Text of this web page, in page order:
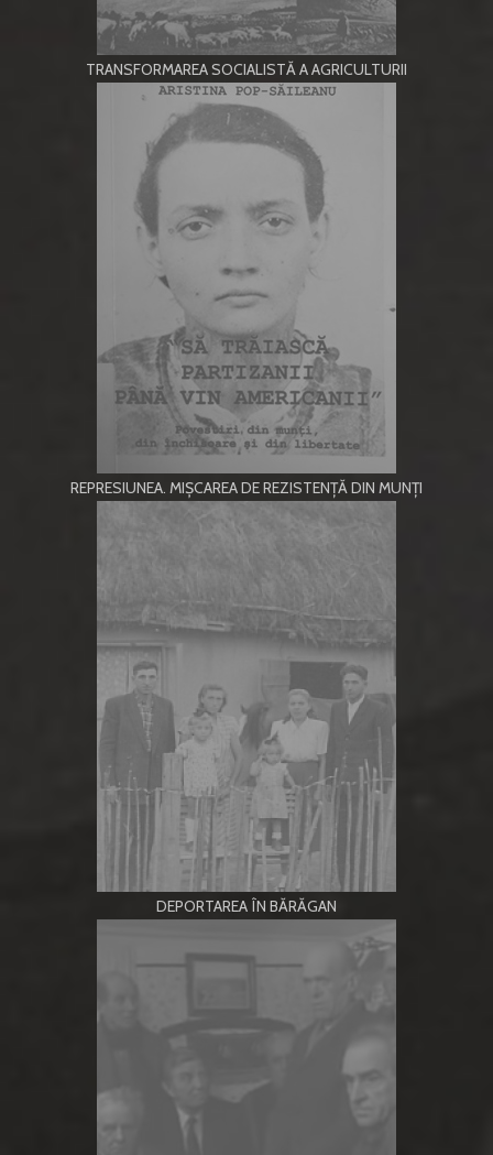
TRANSFORMAREA SOCIALISTĂ A AGRICULTURII
REPRESIUNEA. MIȘCAREA DE REZISTENȚĂ DIN MUNȚI
DEPORTAREA ÎN BĂRĂGAN